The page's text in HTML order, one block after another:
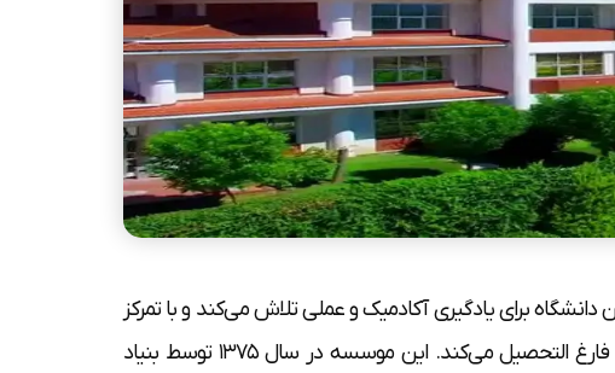
برای یادگیری آکادمیک و عملی تلاش می‌کند و با تمرکز
بر تحقیقات علمی، تمام دانشجویان خود را با یک آموزش بی‌نظیر فارغ التحصیل می‌کند. این موسسه در سال ۱۳۷۵ توسط بنیاد